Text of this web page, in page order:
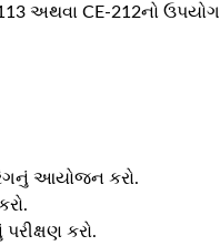
અથવા CE-212નો ઉપયોગ
આયોજન કરો.
કરો.